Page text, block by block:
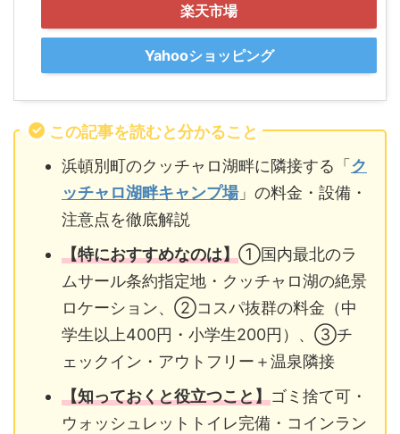
楽天市場
Yahooショッピング
この記事を読むと分かること
浜頓別町のクッチャロ湖畔に隣接する「 ク
ッチャロ湖畔キャンプ場」の料金・設備・
注意点を徹底解説
【特におすすめなのは】①国内最北のラ
ムサール条約指定地・クッチャロ湖の絶景
ロケーション、②コスパ抜群の料金（中
学生以上400円・小学生200円）、③チ
ェックイン・アウトフリー＋温泉隣接
【知っておくと役立つこと】ゴミ捨て可・
ウォッシュレットトイレ完備・コインラン